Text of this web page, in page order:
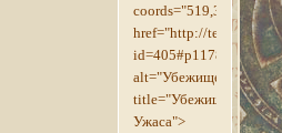
coords="519,321,8"
href="http://
id=405#p1178"
alt="Убежище_Ужаса"
title="Убежище
Ужаса">